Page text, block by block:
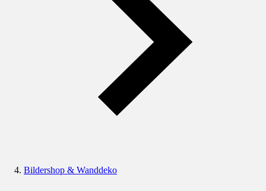
Bildershop & Wanddeko